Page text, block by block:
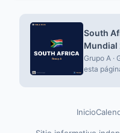
South
Mundial
Grupo A ·
esta
Inicio